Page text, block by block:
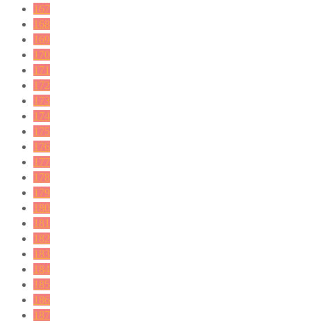
167
168
169
170
171
172
173
174
175
176
177
178
179
180
181
182
183
184
185
186
187